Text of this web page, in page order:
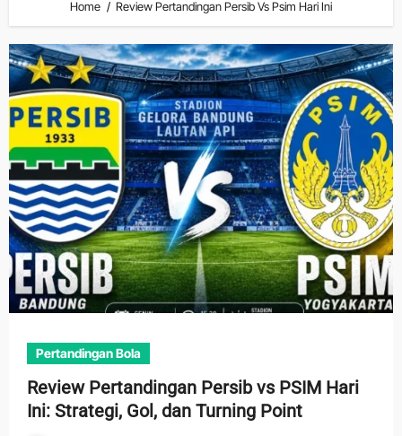
Home Review Pertandingan Persib Vs Psim Hari Ini
Pertandingan Bola
Review Pertandingan Persib vs PSIM Hari
Ini: Strategi, Gol, dan Turning Point